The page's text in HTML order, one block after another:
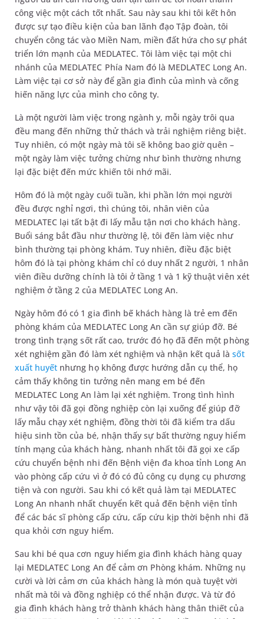
công việc một cách tốt nhất. Sau này sau khi tôi kết hôn
được sự tạo điều kiện của ban lãnh đạo Tập đoàn, tôi
chuyển công tác vào Miền Nam, miền đất hứa cho sự phát
triển lớn mạnh của MEDLATEC. Tôi làm việc tại một chi
nhánh của MEDLATEC Phía Nam đó là MEDLATEC Long An.
Làm việc tại cơ sở này để gần gia đình của mình và cống
hiến năng lực của mình cho công ty.
Là một người làm việc trong ngành y, mỗi ngày trôi qua
đều mang đến những thử thách và trải nghiệm riêng biệt.
Tuy nhiên, có một ngày mà tôi sẽ không bao giờ quên –
một ngày làm việc tưởng chừng như bình thường nhưng
lại đặc biệt đến mức khiến tôi nhớ mãi.
Hôm đó là một ngày cuối tuần, khi phần lớn mọi người
đều được nghỉ ngơi, thì chúng tôi, nhân viên của
MEDLATEC lại tất bật đi lấy mẫu tận nơi cho khách hàng.
Buổi sáng bắt đầu như thường lệ, tôi đến làm việc như
bình thường tại phòng khám. Tuy nhiên, điều đặc biệt
hôm đó là tại phòng khám chỉ có duy nhất 2 người, 1 nhân
viên điều dưỡng chính là tôi ở tầng 1 và 1 kỹ thuật viên xét
nghiệm ở tầng 2 của MEDLATEC Long An.
Ngày hôm đó có 1 gia đình bế khách hàng là trẻ em đến
phòng khám của MEDLATEC Long An cần sự giúp đỡ. Bé
trong tình trạng sốt rất cao, trước đó họ đã đến một phòng
xét nghiệm gần đó làm xét nghiệm và nhận kết quả làsốt
xuất huyết nhưng họ không được hướng dẫn cụ thể, họ
cảm thấy không tin tưởng nên mang em bé đến
MEDLATEC Long An làm lại xét nghiệm. Trong tình hình
như vậy tôi đã gọi đồng nghiệp còn lại xuống để giúp đỡ
lấy mẫu chạy xét nghiệm, đồng thời tôi đã kiểm tra dấu
hiệu sinh tồn của bé, nhận thấy sự bất thường nguy hiểm
tính mạng của khách hàng, nhanh nhất tôi đã gọi xe cấp
cứu chuyển bệnh nhi đến Bệnh viện đa khoa tỉnh Long An
vào phòng cấp cứu vì ở đó có đủ công cụ dụng cụ phương
tiện và con người. Sau khi có kết quả làm tại MEDLATEC
Long An nhanh nhất chuyển kết quả đến bệnh viện tỉnh
để các bác sĩ phòng cấp cứu, cấp cứu kịp thời bệnh nhi đã
qua khỏi cơn nguy hiểm.
Sau khi bé qua cơn nguy hiểm gia đình khách hàng quay
lại MEDLATEC Long An để cảm ơn Phòng khám. Những nụ
cười và lời cảm ơn của khách hàng là món quà tuyệt vời
nhất mà tôi và đồng nghiệp có thể nhận được. Và từ đó
gia đình khách hàng trở thành khách hàng thân thiết của